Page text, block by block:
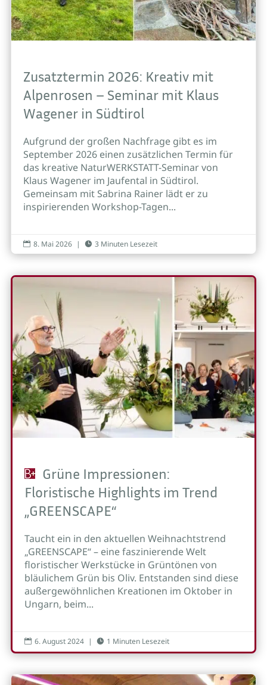
Zusatztermin 2026: Kreativ mit
Alpenrosen – Seminar mit Klaus
Wagener in Südtirol
Aufgrund der großen Nachfrage gibt es im
September 2026 einen zusätzlichen Termin für
das kreative NaturWERKSTATT-Seminar von
Klaus Wagener im Jaufental in Südtirol.
Gemeinsam mit Sabrina Rainer lädt er zu
inspirierenden Workshop-Tagen...
 8. Mai 2026 |  3 Minuten Lesezeit
Grüne Impressionen:
Floristische Highlights im Trend
„GREENSCAPE“
Taucht ein in den aktuellen Weihnachtstrend
„GREENSCAPE“ – eine faszinierende Welt
floristischer Werkstücke in Grüntönen von
bläulichem Grün bis Oliv. Entstanden sind diese
außergewöhnlichen Kreationen im Oktober in
Ungarn, beim...
 6. August 2024 |  1 Minuten Lesezeit